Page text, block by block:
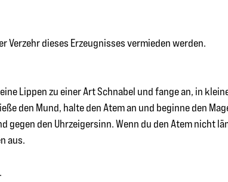
Verzehr dieses Erzeugnisses vermieden werden.
Lippen zu einer Art Schnabel und fange an, in
den Mund, halte den Atem an und beginne den
gegen den Uhrzeigersinn. Wenn du den Atem nicht
aus.